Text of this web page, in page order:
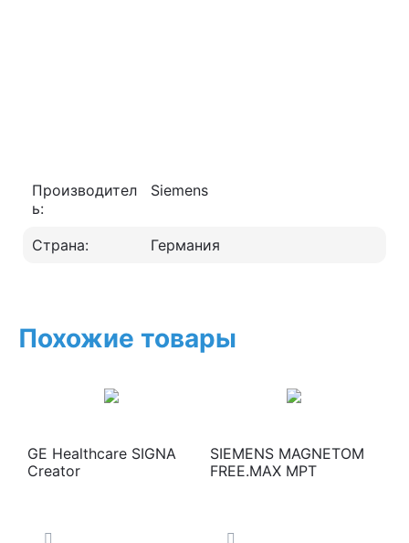
Производител
ь:
Siemens
Страна: Германия
Похожие товары
GE Healthcare SIGNA
Creator
SIEMENS MAGNETOM
FREE.MAX МРТ